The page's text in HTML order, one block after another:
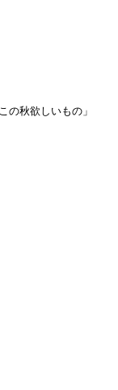
の秋欲しいもの」